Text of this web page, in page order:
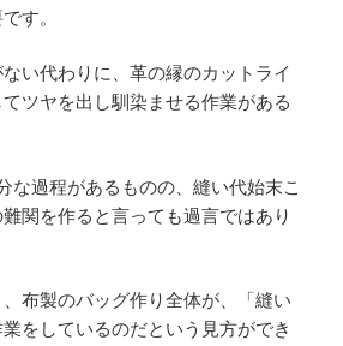
す。
い代わりに、革の縁のカットライ
ツヤを出し馴染ませる作業がある
な過程があるものの、縫い代始末こ
関を作ると言っても過言ではあり
布製のバッグ作り全体が、「縫い
をしているのだという見方ができ